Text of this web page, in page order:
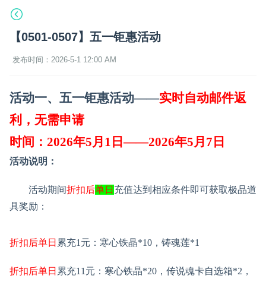
【0501-0507】五一钜惠活动
发布时间：2026-5-1 12:00 AM
活动一、五一钜惠活动——实时自动邮件返
利，无需申请
时间： 2026年5月 1 日——2026年5月 7 日
活动说明：
活动期间折扣后单日 充值达到相应条件即可获取极品道
具奖励：
折扣后单日 累充1 元 ：寒心铁晶*10，铸魂莲*1
折扣后单日 累充11 元 ：寒心铁晶*20，传说魂卡自选箱*2，